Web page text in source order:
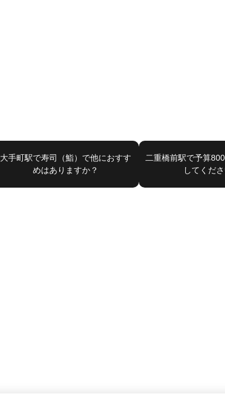
大手町駅で寿司（鮨）で他におすす
めはありますか？
二重橋前駅で予算
してくださ